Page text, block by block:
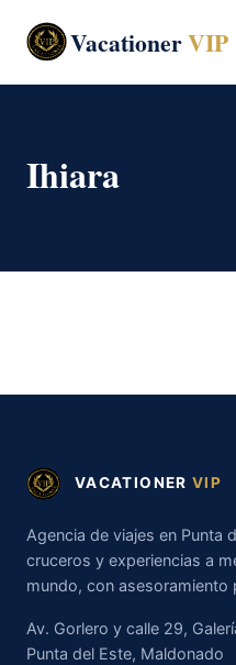
VacationerVIP
Ihiara
VACATIONER VIP
Agencia de viajes en Punta
cruceros y experiencias a
mundo, con asesoramiento
Av. Gorlero y calle 29,
Punta del Este, Maldonado